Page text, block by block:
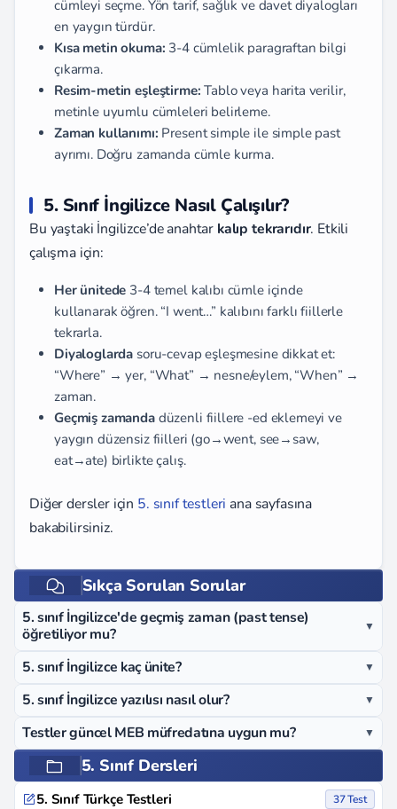
cümleyi seçme. Yön tarif, sağlık ve davet diyalogları
en yaygın türdür.
Kısa metin okuma: 3-4 cümlelik paragraftan bilgi
çıkarma.
Resim-metin eşleştirme: Tablo veya harita verilir,
metinle uyumlu cümleleri belirleme.
Zaman kullanımı: Present simple ile simple past
ayrımı. Doğru zamanda cümle kurma.
5. Sınıf İngilizce Nasıl Çalışılır?
Bu yaştaki İngilizce’de anahtar kalıp tekrarıdır. Etkili
çalışma için:
Her ünitede 3-4 temel kalıbı cümle içinde
kullanarak öğren. “I went…” kalıbını farklı fiillerle
tekrarla.
Diyaloglarda soru-cevap eşleşmesine dikkat et:
“Where” → yer, “What” → nesne/eylem, “When” →
zaman.
Geçmiş zamandadüzenli fiillere -ed eklemeyi ve
yaygın düzensiz fiilleri (go→went, see→saw,
eat→ate) birlikte çalış.
Diğer dersler için 5. sınıf testleri ana sayfasına
bakabilirsiniz.
Sıkça Sorulan Sorular
5. sınıf İngilizce'de geçmiş zaman (past tense)
öğretiliyor mu?
▼
5. sınıf İngilizce kaç ünite? ▼
5. sınıf İngilizce yazılısı nasıl olur? ▼
Testler güncel MEB müfredatına uygun mu? ▼
5. Sınıf Dersleri
5. Sınıf Türkçe Testleri 37 Test